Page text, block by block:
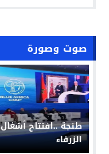
صوت وصورة
طنجة ..افتتاح أشغال
الزرقاء